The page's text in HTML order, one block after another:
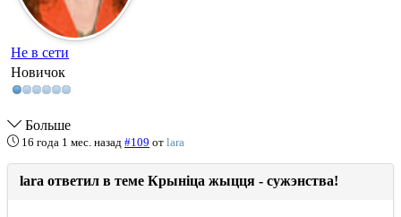
Не в сети
Новичок
Больше
16 года 1 мес. назад #109 от lara
lara ответил в теме Крыніца жыцця - сужэнства!